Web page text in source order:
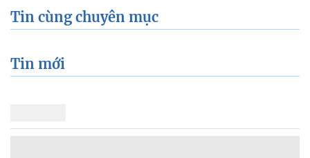
Tin cùng chuyên mục
Tin mới